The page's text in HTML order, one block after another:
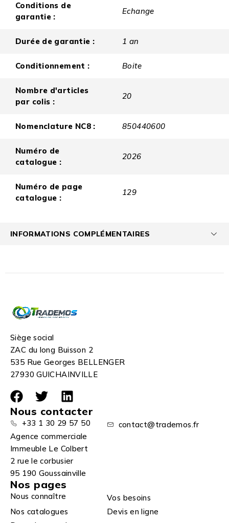
Conditions de
garantie :
Echange
Durée de garantie : 1 an
Conditionnement : Boite
Nombre d'articles
par colis :
20
Nomenclature NC8 : 850440600
Numéro de
catalogue :
2026
Numéro de page
catalogue :
129
INFORMATIONS COMPLÉMENTAIRES
Siège social
ZAC du long Buisson 2
535 Rue Georges BELLENGER
27930 GUICHAINVILLE
Nous contacter
+33 1 30 29 57 50
contact@trademos.fr
Agence commerciale
Immeuble Le Colbert
2 rue le corbusier
95 190 Goussainville
Nos pages
Nous connaître
Vos besoins
Nos catalogues
Devis en ligne